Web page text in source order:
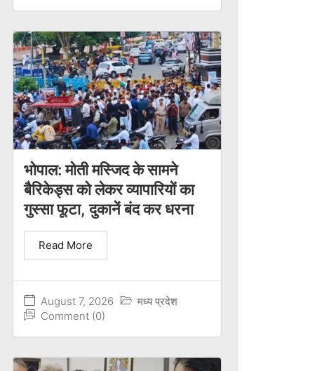
भोपाल: मोती मस्जिद के सामने
बैरिकेड्स को लेकर व्यापारियों का
गुस्सा फूटा, दुकानें बंद कर धरना
August 7, 2026
मध्य प्रदेश
Comment (0)
Read More